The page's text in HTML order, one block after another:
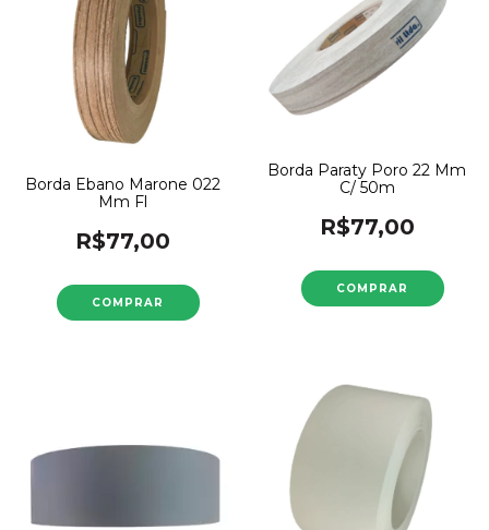
Borda Ebano Marone 022
Mm Fl
R$77,00
Borda Paraty Poro 22 Mm
C/ 50m
R$77,00